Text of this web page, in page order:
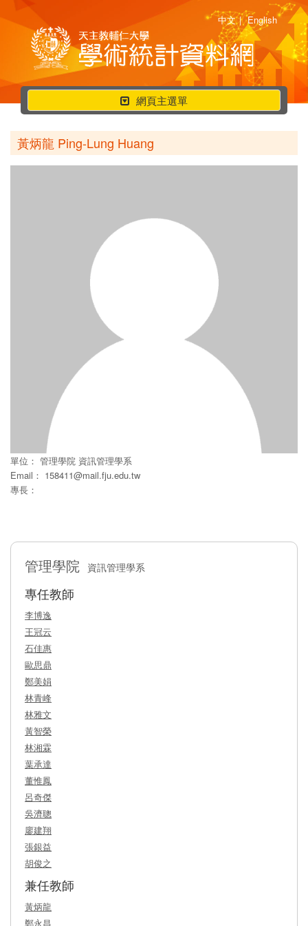
中文 | English
行
動
選
單
網頁主選單
黃炳龍 Ping-Lung Huang
單位： 管理學院 資訊管理學系
Email： 158411@mail.fju.edu.tw
專長：
管理學院 資訊管理學系
專任教師
李博逸
王冠云
石佳惠
歐思鼎
鄭美娟
林青峰
林雅文
黃智榮
林湘霖
葉承達
董惟鳳
呂奇傑
吳濟聰
廖建翔
張銀益
胡俊之
兼任教師
黃炳龍
鄭永昌